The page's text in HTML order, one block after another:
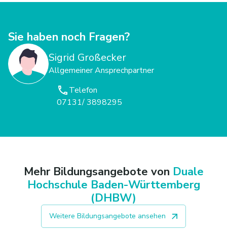
Sie haben noch Fragen?
Sigrid Großecker
Allgemeiner Ansprechpartner
Telefon
07131/ 3898295
Mehr Bildungsangebote von Duale
Hochschule Baden-Württemberg
(DHBW)
Weitere Bildungsangebote ansehen